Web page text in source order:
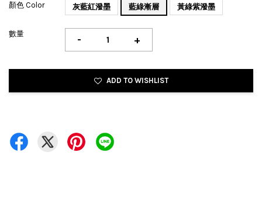
顏色 Color 灰藍紅潑墨 藍綠漸層 黃綠紫潑墨
數量 - +
ADD TO WISHLIST